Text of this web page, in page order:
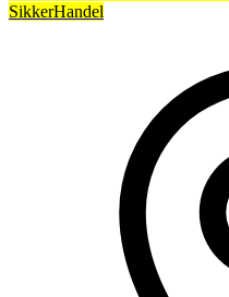
SikkerHandel